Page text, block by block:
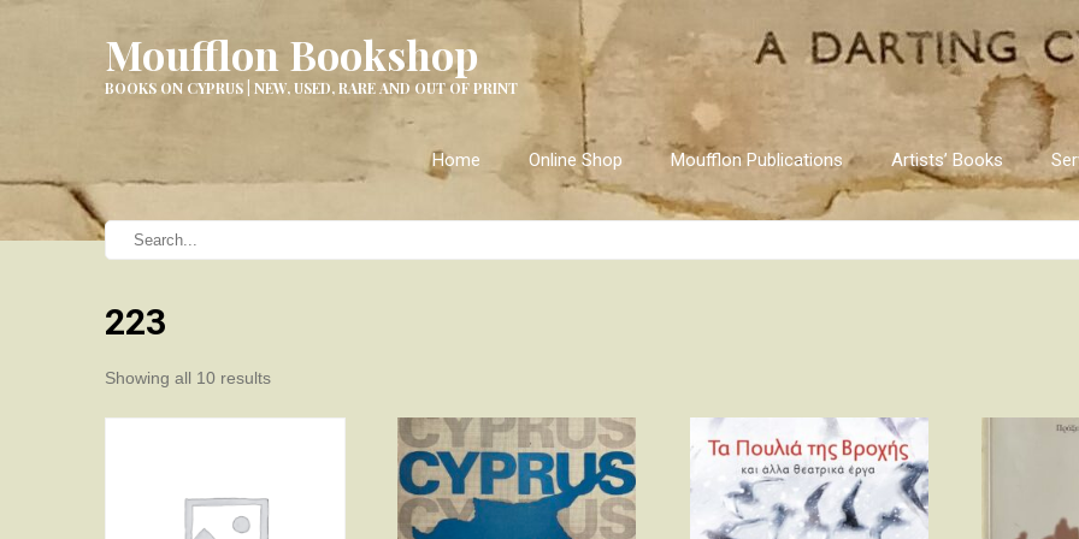
Moufflon Bookshop
BOOKS ON CYPRUS | NEW, USED, RARE AND OUT OF PRINT
Home Online Shop Moufflon Publications Artists’ Books
223
Showing all 10 resultsSorted